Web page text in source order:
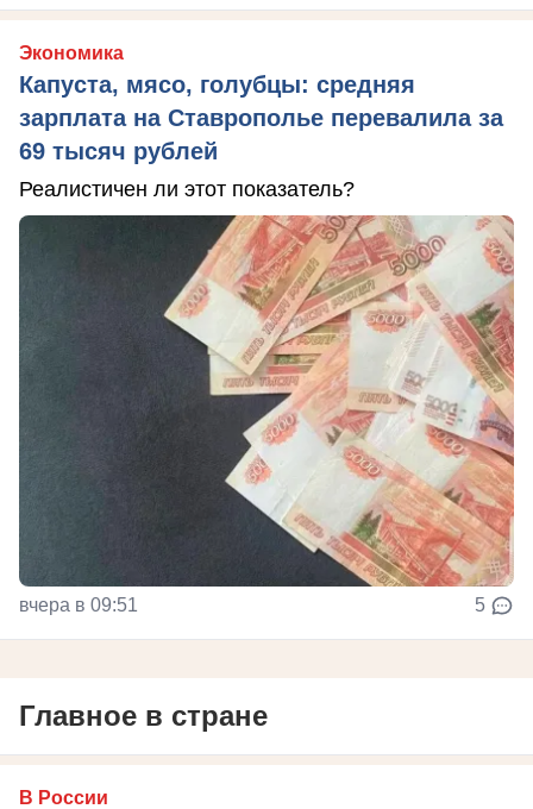
Экономика
Капуста, мясо, голубцы: средняя
зарплата на Ставрополье перевалила за
69 тысяч рублей
Реалистичен ли этот показатель?
вчера в 09:51 5
Главное в стране
В России